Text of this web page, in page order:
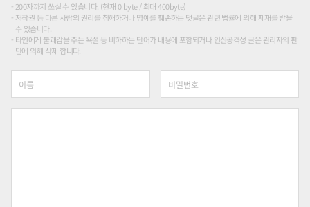
200자까지 쓰실 수 있습니다. (현재 0 byte / 최대 400byte)
저작권 등 다른 사람의 권리를 침해하거나 명예를 훼손하는 댓글은 관련 법률에 의해 제재를 받을
수 있습니다.
타인에게 불쾌감을 주는 욕설 등 비하하는 단어가 내용에 포함되거나 인신공격성 글은 관리자의 판
단에 의해 삭제 합니다.